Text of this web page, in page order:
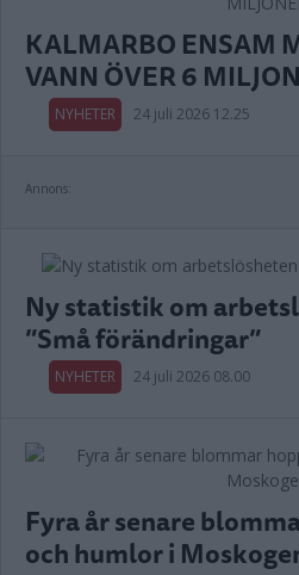
KALMARBO ENSAM
VANN ÖVER 6
NYHETER 24 juli 2026 12.25
Annons:
Ny statistik om
”Små förändringar”
NYHETER 24 juli 2026 08.00
Fyra år senare
och humlor i